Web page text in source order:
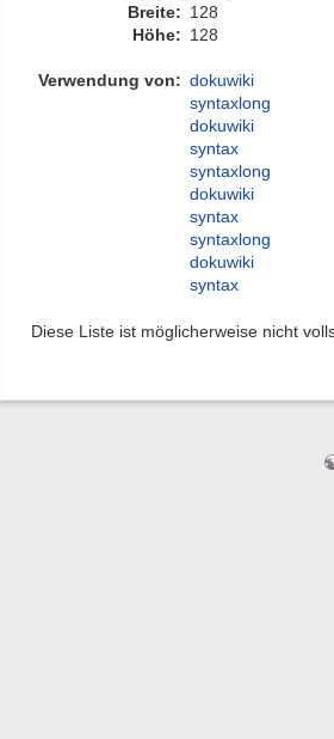
Breite: 128
Höhe: 128
Verwendung von: dokuwiki
syntaxlong
dokuwiki
syntax
syntaxlong
dokuwiki
syntax
syntaxlong
dokuwiki
syntax
Diese Liste ist möglicherweise nicht